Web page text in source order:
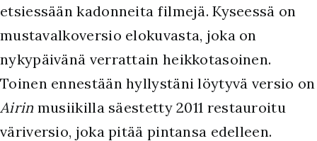
etsiessään kadonneita filmejä. Kyseessä on
mustavalkoversio elokuvasta, joka on
nykypäivänä verrattain heikkotasoinen.
Toinen ennestään hyllystäni löytyvä versio on
Airin musiikilla säestetty 2011 restauroitu
väriversio, joka pitää pintansa edelleen.